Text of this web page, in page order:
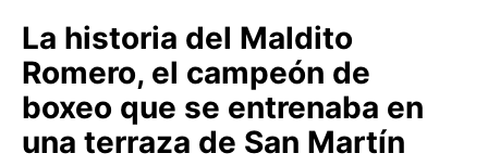
BUENOS AIRES
PROVINCIAS
La historia del Maldito
Romero, el campeón de
boxeo que se entrenaba en
una terraza de San Martín